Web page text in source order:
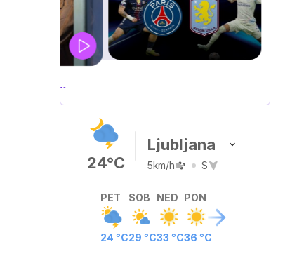
UEFA
SUPERPOKAL
24°C
Ljubljana
5km/h S
PET
24 °C
SOB
29 °C
NED
33 °C
PON
36 °C